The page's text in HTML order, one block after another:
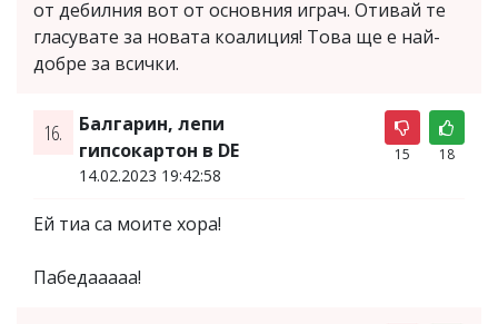
от дебилния вот от основния играч. Отивай те
гласувате за новата коалиция! Това ще е най-
добре за всички.
16.
Балгарин, лепи
гипсокартон в DE
14.02.2023 19:42:58
15 18
Ей тиа са моите хора!
Пабедааааа!